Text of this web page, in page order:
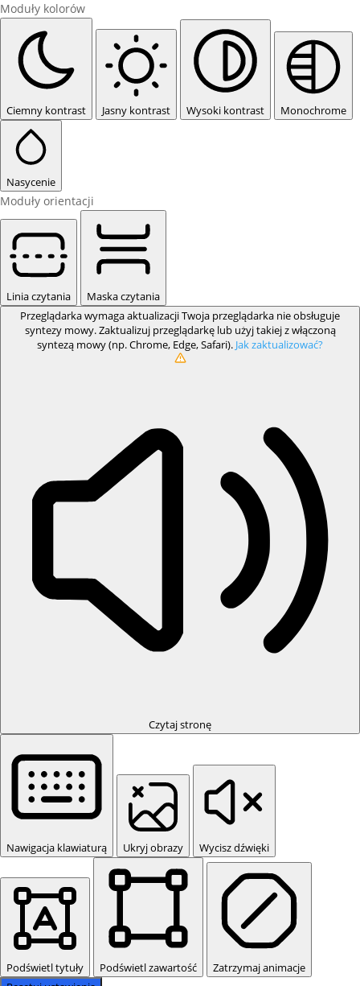
Moduły kolorów
Ciemny kontrast Jasny kontrast Wysoki kontrast Monochrome
Nasycenie
Moduły orientacji
Linia czytania
Maska czytania
Przeglądarka wymaga aktualizacjiTwoja przeglądarka nie obsługuje
syntezy mowy. Zaktualizuj przeglądarkę lub użyj takiej z włączoną
syntezą mowy (np. Chrome, Edge, Safari). Jak zaktualizować?
Czytaj stronę
Nawigacja klawiaturą Ukryj obrazy Wycisz dźwięki
Podświetl tytuły Podświetl zawartość
Zatrzymaj animacje